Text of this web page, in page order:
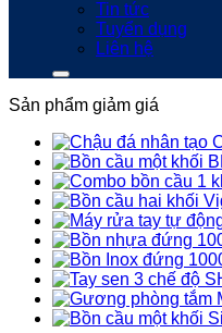
Tin tức
Tuyển dụng
Liên hệ
Sản phẩm giảm giá